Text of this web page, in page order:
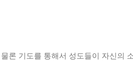
물론 기도를 통해서 성도들이 자신의